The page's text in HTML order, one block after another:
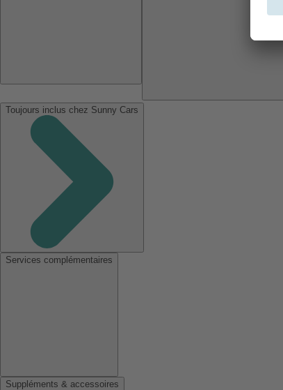
Toujours inclus chez Sunny Cars
Services complémentaires
Suppléments & accessoires